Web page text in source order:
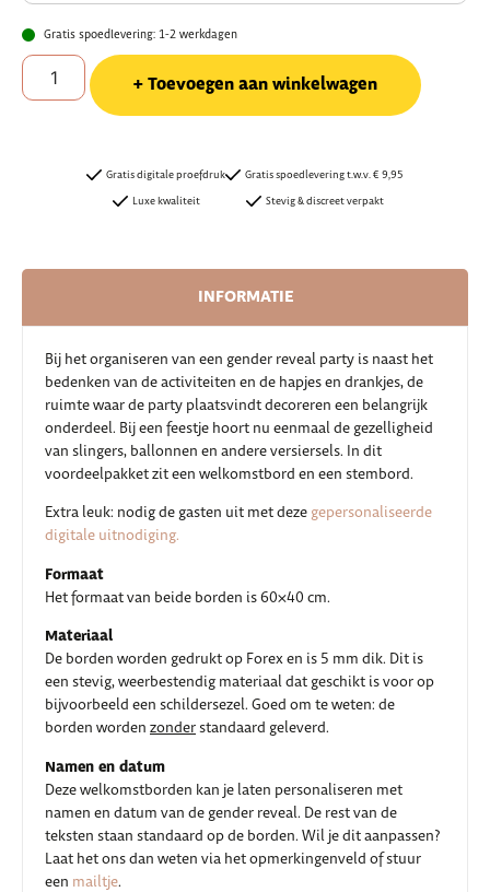
Gratis spoedlevering: 1-2 werkdagen
Toevoegen aan winkelwagen
Gratis digitale proefdruk
Luxe kwaliteit
Gratis spoedlevering t.w.v. € 9,95
Stevig & discreet verpakt
INFORMATIE
Bij het organiseren van een gender reveal party is naast het
bedenken van de activiteiten en de hapjes en drankjes, de
ruimte waar de party plaatsvindt decoreren een belangrijk
onderdeel. Bij een feestje hoort nu eenmaal de gezelligheid
van slingers, ballonnen en andere versiersels. In dit
voordeelpakket zit een welkomstbord en een stembord.
Extra leuk: nodig de gasten uit met deze gepersonaliseerde
digitale uitnodiging.
Formaat
Het formaat van beide borden is 60×40 cm.
Materiaal
De borden worden gedrukt op Forex en is 5 mm dik. Dit is
een stevig, weerbestendig materiaal dat geschikt is voor op
bijvoorbeeld een schildersezel. Goed om te weten: de
borden worden zonderstandaard geleverd.
Namen en datum
Deze welkomstborden kan je laten personaliseren met
namen en datum van de gender reveal. De rest van de
teksten staan standaard op de borden. Wil je dit aanpassen?
Laat het ons dan weten via het opmerkingenveld of stuur
een mailtje.